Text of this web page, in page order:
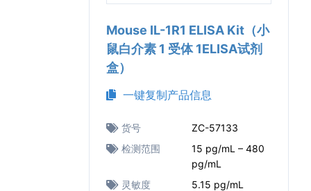
Mouse IL-1R1 ELISA Kit（小
鼠白介素 1 受体 1ELISA试剂
盒）
一键复制产品信息
货号
ZC-57133
检测范围
15 pg/mL – 480
pg/mL
灵敏度
5.15 pg/mL